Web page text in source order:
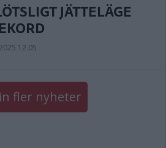
JÄTTELÄGE
12.05
fler nyheter